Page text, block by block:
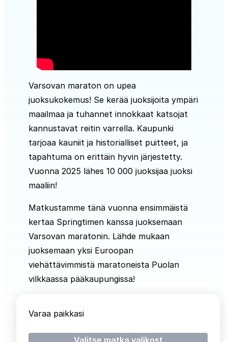
Varsovan maraton on upea
juoksukokemus! Se kerää juoksijoita ympäri
maailmaa ja tuhannet innokkaat katsojat
kannustavat reitin varrella. Kaupunki
tarjoaa kauniit ja historialliset puitteet, ja
tapahtuma on erittäin hyvin järjestetty.
Vuonna 2025 lähes 10 000 juoksijaa juoksi
maaliin!
Matkustamme tänä vuonna ensimmäistä
kertaa Springtimen kanssa juoksemaan
Varsovan maratonin. Lähde mukaan
juoksemaan yksi Euroopan
viehättävimmistä maratoneista Puolan
vilkkaassa pääkaupungissa!
Varaa paikkasi
Valitse matka valikost